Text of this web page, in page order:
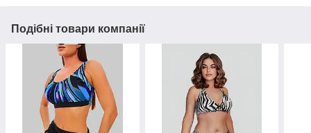
Подібні товари компанії